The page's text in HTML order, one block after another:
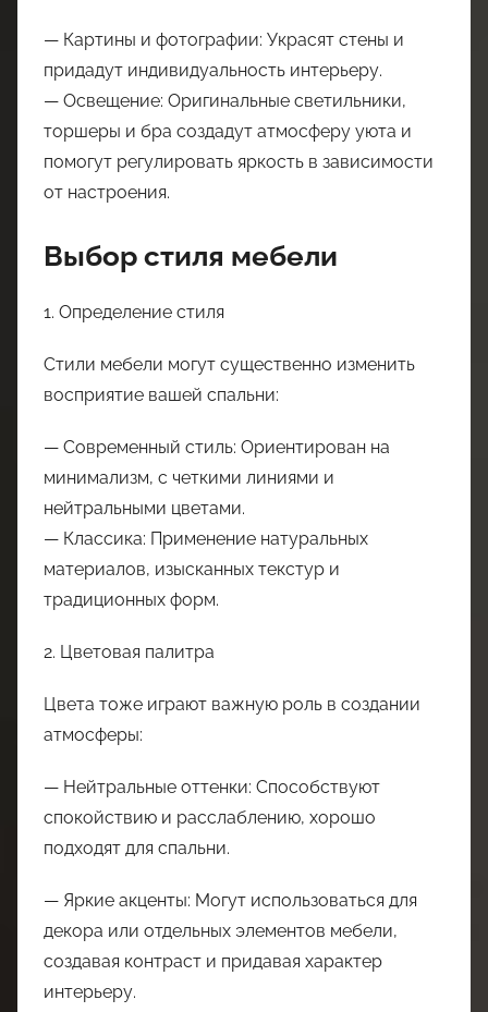
— Картины и фотографии: Украсят стены и
придадут индивидуальность интерьеру.
— Освещение: Оригинальные светильники,
торшеры и бра создадут атмосферу уюта и
помогут регулировать яркость в зависимости
от настроения.
Выбор стиля мебели
1. Определение стиля
Стили мебели могут существенно изменить
восприятие вашей спальни:
— Современный стиль: Ориентирован на
минимализм, с четкими линиями и
нейтральными цветами.
— Классика: Применение натуральных
материалов, изысканных текстур и
традиционных форм.
2. Цветовая палитра
Цвета тоже играют важную роль в создании
атмосферы:
— Нейтральные оттенки: Способствуют
спокойствию и расслаблению, хорошо
подходят для спальни.
— Яркие акценты: Могут использоваться для
декора или отдельных элементов мебели,
создавая контраст и придавая характер
интерьеру.